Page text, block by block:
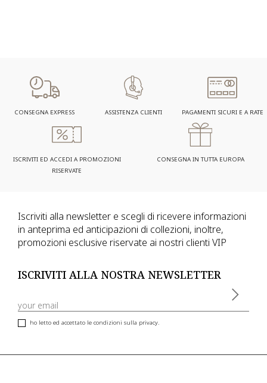
CONSEGNA EXPRESS ASSISTENZA CLIENTI PAGAMENTI SICURI E A RATE
ISCRIVITI ED ACCEDI A PROMOZIONI
RISERVATE
CONSEGNA IN TUTTA EUROPA
Iscriviti alla newsletter e scegli di ricevere informazioni
in anteprima ed anticipazioni di collezioni, inoltre,
promozioni esclusive riservate ai nostri clienti VIP
ISCRIVITI ALLA NOSTRA NEWSLETTER
ho letto ed accettato le condizioni sulla privacy.